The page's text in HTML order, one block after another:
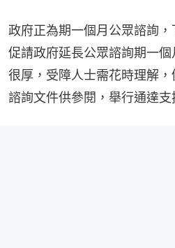
政府正為期一個月公眾諮詢
促請政府延長公眾諮詢期一
很厚，受障人士需花時理解
諮詢文件供參閱，舉行通達支